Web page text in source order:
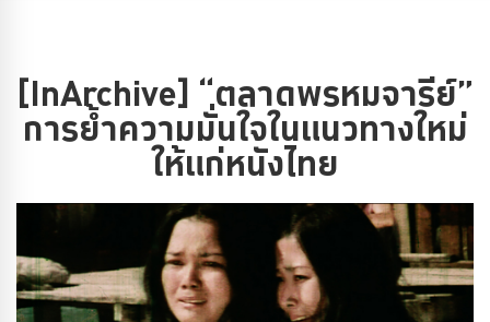
[InArchive] “ตลาดพรหมจารีย์”
การย้ำความมั่นใจในแนวทางใหม่
ให้แก่หนังไทย